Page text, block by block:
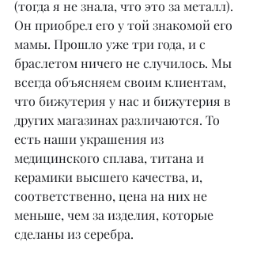
(тогда я не знала, что это за металл).
Он приобрел его у той знакомой его
мамы. Прошло уже три года, и с
браслетом ничего не случилось. Мы
всегда объясняем своим клиентам,
что бижутерия у нас и бижутерия в
других магазинах различаются. То
есть наши украшения из
медицинского сплава, титана и
керамики высшего качества, и,
соответственно, цена на них не
меньше, чем за изделия, которые
сделаны из серебра.